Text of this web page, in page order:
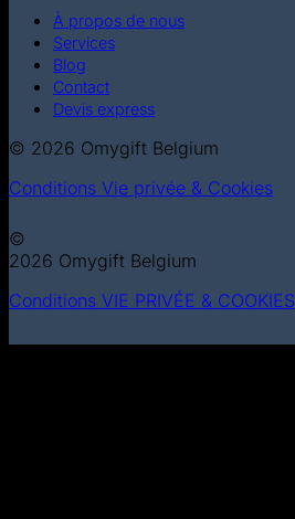
À propos de nous
Services
Blog
Contact
Devis express
© 2026 Omygift Belgium
Conditions Vie privée & Cookies
©
2026 Omygift Belgium
Conditions VIE PRIVÉE & COOKIES